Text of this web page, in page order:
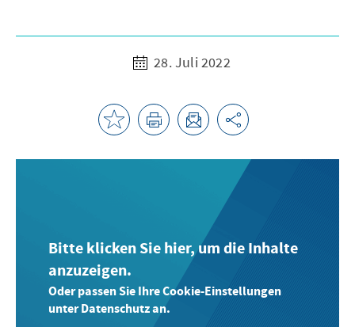
28. Juli 2022
Bitte klicken Sie hier, um die Inhalte
anzuzeigen.
Oder passen Sie Ihre Cookie-Einstellungen
unter Datenschutz an.